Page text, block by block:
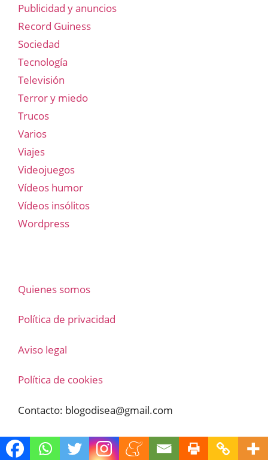
Publicidad y anuncios
Record Guiness
Sociedad
Tecnología
Televisión
Terror y miedo
Trucos
Varios
Viajes
Videojuegos
Vídeos humor
Vídeos insólitos
Wordpress
Quienes somos
Política de privacidad
Aviso legal
Política de cookies
Contacto: blogodisea@gmail.com